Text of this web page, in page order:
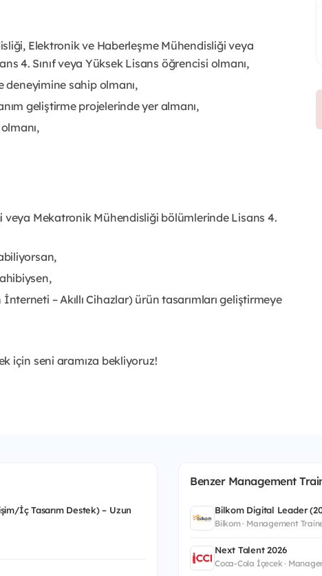
Elektronik ve Haberleşme Mühendisliği veya
4. Sınıf veya Yüksek Lisans öğrencisi olmanı,
sahip olmanı,
geliştirme projelerinde yer almanı,
veya Mekatronik Mühendisliği bölümlerinde Lisans 4.
– Akıllı Cihazlar) ürün tasarımları geliştirmeye
için seni aramıza bekliyoruz!
İç Tasarım Destek) – Uzun
Benzer Management
Bilkom Digital Leader
Bilkom · Management
Next Talent 2026
Coca-Cola İçecek ·